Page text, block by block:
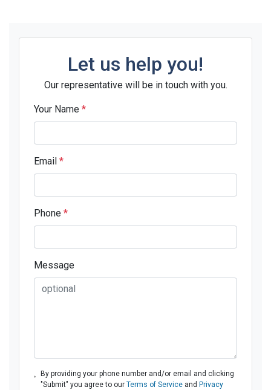
Let us help you!
Our representative will be in touch with you.
Your Name *
Email *
Phone *
Message
By providing your phone number and/or email and clicking
"Submit" you agree to ourTerms of Service andPrivacy